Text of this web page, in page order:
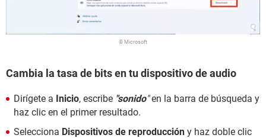
© Microsoft
Cambia la tasa de bits en tu dispositivo de audio
Dirígete a Inicio, escribe "sonido"en la barra de búsqueda y
haz clic en el primer resultado.
Selecciona Dispositivos de reproducción y haz doble clic